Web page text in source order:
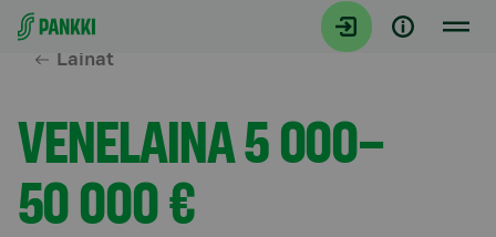
Siirry suoraan sisältöön
Lainat
VENELAINA 5 000–
5⁠0 000 €